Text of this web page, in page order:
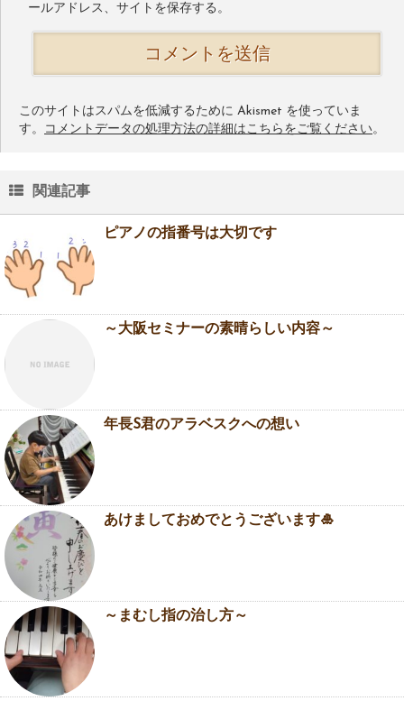
ールアドレス、サイトを保存する。
このサイトはスパムを低減するために Akismet を使っていま
す。
コメントデータの処理方法の詳細はこちらをご覧ください。
関連記事
ピアノの指番号は大切です
～大阪セミナーの素晴らしい内容～
年長S君のアラベスクへの想い
あけましておめでとうございます🎍
～まむし指の治し方～